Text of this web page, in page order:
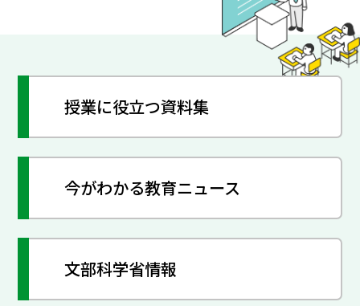
授業に役立つ資料集
今がわかる教育ニュース
文部科学省情報